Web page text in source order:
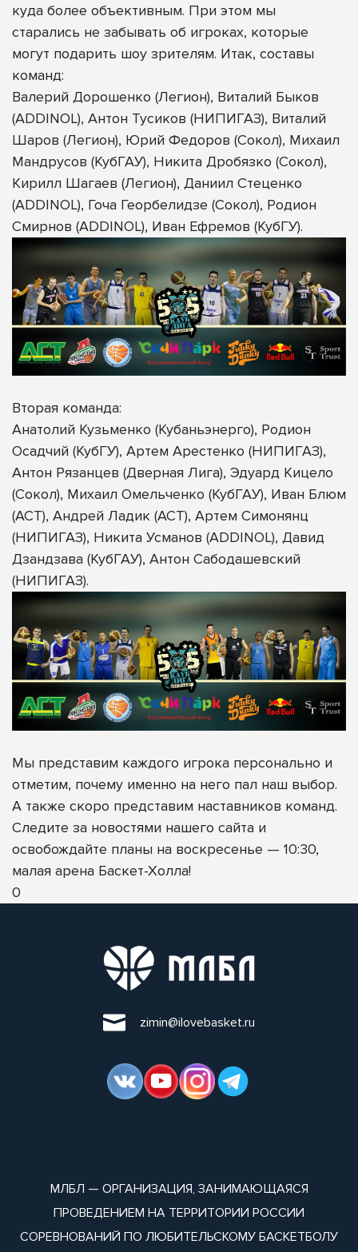
куда более объективным. При этом мы
старались не забывать об игроках, которые
могут подарить шоу зрителям. Итак, составы
команд:
Валерий Дорошенко (Легион), Виталий Быков
(ADDINOL), Антон Тусиков (НИПИГАЗ), Виталий
Шаров (Легион), Юрий Федоров (Сокол), Михаил
Мандрусов (КубГАУ), Никита Дробязко (Сокол),
Кирилл Шагаев (Легион), Даниил Стеценко
(ADDINOL), Гоча Георбелидзе (Сокол), Родион
Смирнов (ADDINOL), Иван Ефремов (КубГУ).
Вторая команда:
Анатолий Кузьменко (Кубаньэнерго), Родион
Осадчий (КубГУ), Артем Арестенко (НИПИГАЗ),
Антон Рязанцев (Дверная Лига), Эдуард Кицело
(Сокол), Михаил Омельченко (КубГАУ), Иван Блюм
(АСТ), Андрей Ладик (АСТ), Артем Симонянц
(НИПИГАЗ), Никита Усманов (ADDINOL), Давид
Дзандзава (КубГАУ), Антон Сабодашевский
(НИПИГАЗ).
Мы представим каждого игрока персонально и
отметим, почему именно на него пал наш выбор.
А также скоро представим наставников команд.
Следите за новостями нашего сайта и
освобождайте планы на воскресенье — 10:30,
малая арена Баскет-Холла!
0
zimin@ilovebasket.ru
МЛБЛ — ОРГАНИЗАЦИЯ, ЗАНИМАЮЩАЯСЯ
ПРОВЕДЕНИЕМ НА ТЕРРИТОРИИ РОССИИ
СОРЕВНОВАНИЙ ПО ЛЮБИТЕЛЬСКОМУ БАСКЕТБОЛУ